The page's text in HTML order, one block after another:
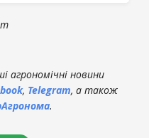
агрономічні новини
, Telegram, а також
.